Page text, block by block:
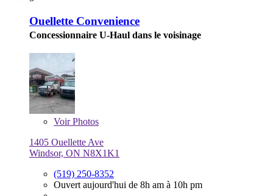
Ouellette Convenience
Concessionnaire U-Haul dans le voisinage
VoirPhotos
1405 Ouellette Ave
Windsor, ON N8X1K1
(519) 250-8352
Ouvert aujourd'hui de 8h am à 10h pm